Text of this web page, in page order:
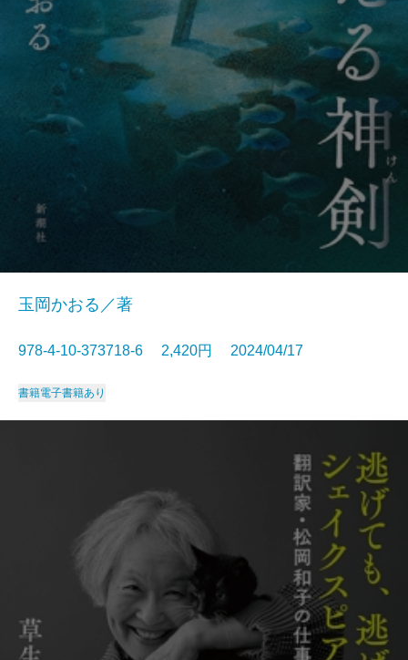
玉岡かおる／著
978-4-10-373718-6 2,420円 2024/04/17
書籍電子書籍あり